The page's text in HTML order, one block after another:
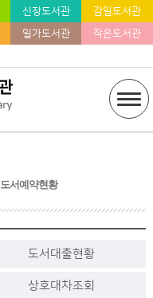
신장도서관
감일도서관
일가도서관
작은도서관
도서예약현황
도서대출현황
상호대차조회